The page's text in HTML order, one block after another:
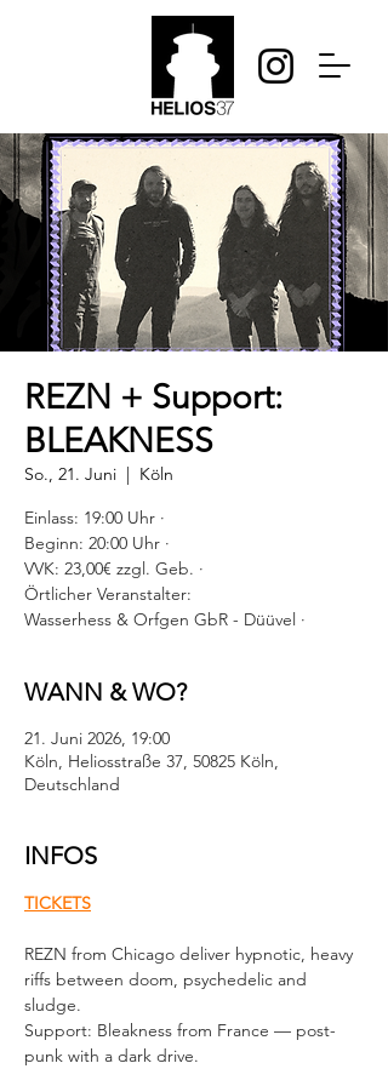
REZN + Support:
BLEAKNESS
So., 21. Juni
  |
Köln
Einlass: 19:00 Uhr ·
Beginn: 20:00 Uhr ·
VVK: 23,00€ zzgl. Geb. ·
Örtlicher Veranstalter:
Wasserhess & Orfgen GbR - Düüvel ·
WANN & WO?
21. Juni 2026, 19:00
Köln, Heliosstraße 37, 50825 Köln,
Deutschland
INFOS
TICKETS
REZN from Chicago deliver hypnotic, heavy
riffs between doom, psychedelic and
sludge.
Support: Bleakness from France — post-
punk with a dark drive.